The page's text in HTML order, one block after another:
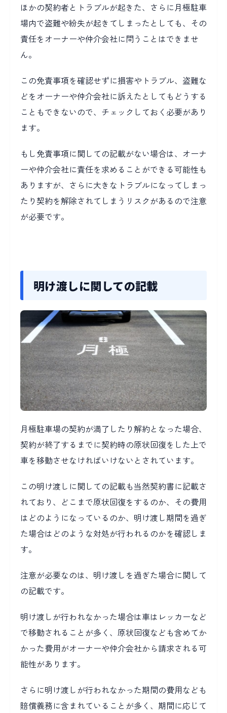
ほかの契約者とトラブルが起きた、さらに月極駐車
場内で盗難や紛失が起きてしまったとしても、その
責任をオーナーや仲介会社に問うことはできませ
ん。
この免責事項を確認せずに損害やトラブル、盗難な
どをオーナーや仲介会社に訴えたとしてもどうする
こともできないので、チェックしておく必要があり
ます。
もし免責事項に関しての記載がない場合は、オーナ
ーや仲介会社に責任を求めることができる可能性も
ありますが、さらに大きなトラブルになってしまっ
たり契約を解除されてしまうリスクがあるので注意
が必要です。
明け渡しに関しての記載
月極駐車場の契約が満了したり解約となった場合、
契約が終了するまでに契約時の原状回復をした上で
車を移動させなければいけないとされています。
この明け渡しに関しての記載も当然契約書に記載さ
れており、どこまで原状回復をするのか、その費用
はどのようになっているのか、明け渡し期間を過ぎ
た場合はどのような対処が行われるのかを確認しま
す。
注意が必要なのは、明け渡しを過ぎた場合に関して
の記載です。
明け渡しが行われなかった場合は車はレッカーなど
で移動されることが多く、原状回復なども含めてか
かった費用がオーナーや仲介会社から請求される可
能性があります。
さらに明け渡しが行われなかった期間の費用なども
賠償義務に含まれていることが多く、期間に応じて